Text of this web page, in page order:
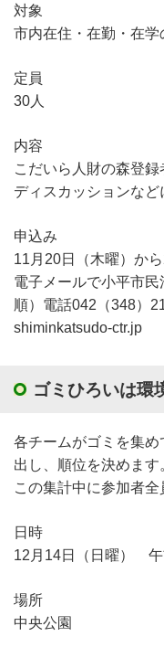
対象
市内在住・在勤・在学
定員
30人
内容
こだいら人財の森登
ディスカッションな
申込み
11月20日（木曜）か
電子メールで小平市
順）電話042（348）
shiminkatsudo-ctr.jp
ゴミひろいは環
各チームがゴミを集
出し、順位を決めます
この集計中に参加者全
日時
12月14日（日曜） 午
場所
中央公園